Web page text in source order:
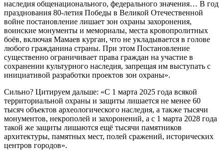
наследия общенационального, федерального значения… В год
празднования 80-летия Победы в Великой Отечественной
войне постановление лишает зон охраны захоронения,
воинские монументы и мемориалы, места кровопролитных
боёв, включая Мамаев курган, что не укладывается в голове
любого гражданина страны. При этом Постановление
существенно ограничивает права граждан на участие в
сохранении культурного наследия, запрещая им выступать с
инициативой разработки проектов зон охраны».
Сильно? Цитируем дальше: «С 1 марта 2025 года всякой
территориальной охраны и защиты лишается не менее 60
тысяч объектов археологического наследия, а также тысячи
монументов, некрополей и захоронений, а с 1 марта 2028 года
такой же защиты лишаются ещё тысячи памятников
архитектуры, памятных мест, полей сражений, исторических
центров городов».